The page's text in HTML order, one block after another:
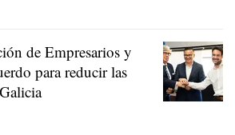
de Empresarios y
para reducir las